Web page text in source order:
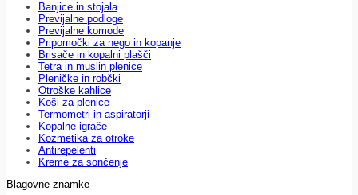
Banjice in stojala
Previjalne podloge
Previjalne komode
Pripomočki za nego in kopanje
Brisače in kopalni plašči
Tetra in muslin plenice
Pleničke in robčki
Otroške kahlice
Koši za plenice
Termometri in aspiratorji
Kopalne igrače
Kozmetika za otroke
Antirepelenti
Kreme za sončenje
Blagovne znamke